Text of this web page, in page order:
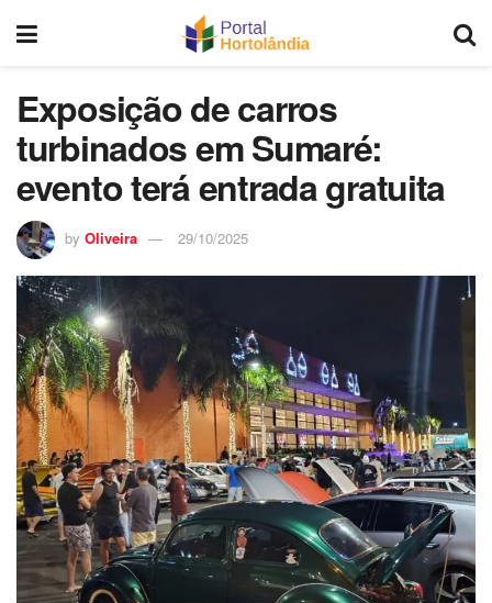
Exposição de carros
turbinados em Sumaré:
evento terá entrada gratuita
by Oliveira 29/10/2025